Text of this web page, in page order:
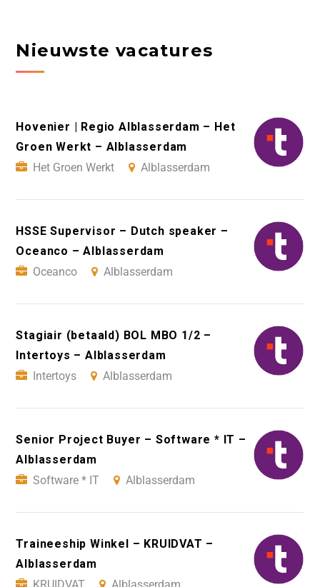
Nieuwste vacatures
Hovenier | Regio Alblasserdam – Het
Groen Werkt – Alblasserdam
Het Groen Werkt
Alblasserdam
HSSE Supervisor – Dutch speaker –
Oceanco – Alblasserdam
Oceanco
Alblasserdam
Stagiair (betaald) BOL MBO 1/2 –
Intertoys – Alblasserdam
Intertoys
Alblasserdam
Senior Project Buyer – Software * IT –
Alblasserdam
Software * IT
Alblasserdam
Traineeship Winkel – KRUIDVAT –
Alblasserdam
KRUIDVAT
Alblasserdam